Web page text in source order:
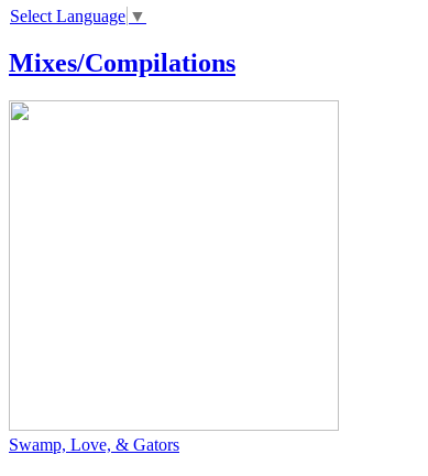
Select Language ▼
Mixes/Compilations
Swamp, Love, & Gators